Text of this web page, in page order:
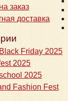
заказ
доставка
Friday 2025
2025
2025
Fashion Fest